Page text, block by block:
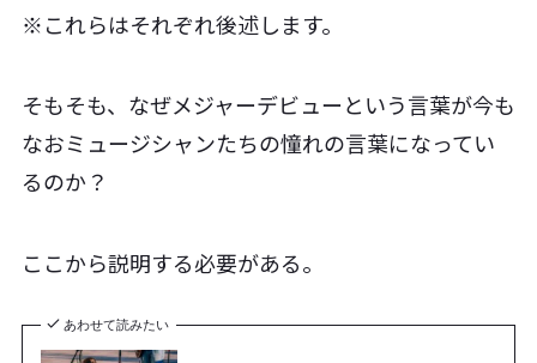
※これらはそれぞれ後述します。
そもそも、なぜメジャーデビューという言葉が今も
なおミュージシャンたちの憧れの言葉になってい
るのか？
ここから説明する必要がある。
あわせて読みたい